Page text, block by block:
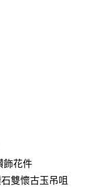
飾花件
雙懷古玉吊咀